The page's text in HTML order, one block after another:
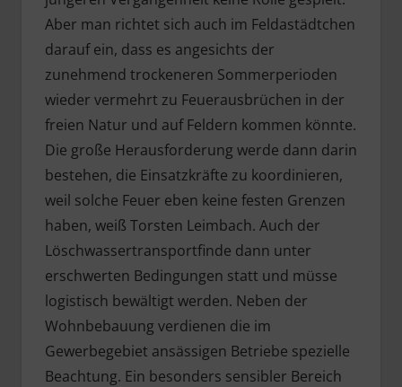
Aber man richtet sich auch im Feldastädtchen
darauf ein, dass es angesichts der
zunehmend trockeneren Sommerperioden
wieder vermehrt zu Feuerausbrüchen in der
freien Natur und auf Feldern kommen könnte.
Die große Herausforderung werde dann darin
bestehen, die Einsatzkräfte zu koordinieren,
weil solche Feuer eben keine festen Grenzen
haben, weiß Torsten Leimbach. Auch der
Löschwassertransportfinde dann unter
erschwerten Bedingungen statt und müsse
logistisch bewältigt werden. Neben der
Wohnbebauung verdienen die im
Gewerbegebiet ansässigen Betriebe spezielle
Beachtung. Ein besonders sensibler Bereich